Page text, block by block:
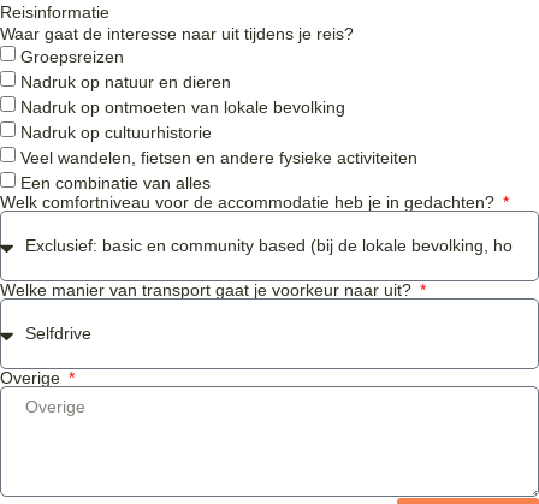
Reisinformatie
Waar gaat de interesse naar uit tijdens je reis?
Groepsreizen
Nadruk op natuur en dieren
Nadruk op ontmoeten van lokale bevolking
Nadruk op cultuurhistorie
Veel wandelen, fietsen en andere fysieke activiteiten
Een combinatie van alles
Welk comfortniveau voor de accommodatie heb je in gedachten?
Welke manier van transport gaat je voorkeur naar uit?
Overige